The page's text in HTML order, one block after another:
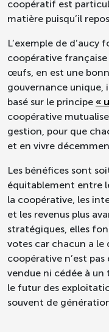
coopératif est
matière puisqu’il
L’exemple de d’aucy
coopérative
œufs, en est une
gouvernance
basé sur le principe «
coopérative
gestion, pour que
et en vivre
Les bénéfices sont
équitablement entre
la coopérative, les
et les revenus plus
stratégiques, elles
votes car chacun a le
coopérative n’est
vendue ni cédée à un
le futur des
souvent de